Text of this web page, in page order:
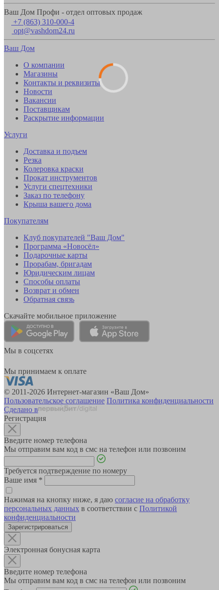
Ваш Дом Профи - отдел оптовых продаж
+7 (863) 310-000-4
opt@vashdom24.ru
Ваш Дом
О компании
Магазины
Контакты и реквизиты
Новости
Вакансии
Поставщикам
Раскрытие информации
Услуги
Доставка и подъем
Резка
Колеровка краски
Прокат инструментов
Услуги спецтехники
Заказ по телефону
Крыша вашего дома
Покупателям
Клуб покупателей "Ваш Дом"
Программа «Новосёл»
Подарочные карты
Прорабам, бригадам
Юридическим лицам
Способы оплаты
Возврат и обмен
Обратная связь
Скачайте мобильное приложение
Мы в соцсетях
Мы принимаем к оплате
© 2011-2026 Интернет-магазин «Ваш Дом»
Пользовательское соглашение Политика конфиденциальности
Сделано в
Регистрация
Введите номер телефона
Мы отправим вам код в смс на телефон или позвоним
Требуется подтверждение по номеру
Ваше имя *
Нажимая на кнопку ниже, я даю согласие на обработку
персональных данных в соответствии с Политикой
конфиденциальности
Зарегистрироваться
Электронная бонусная карта
Введите номер телефона
Мы отправим вам код в смс на телефон или позвоним